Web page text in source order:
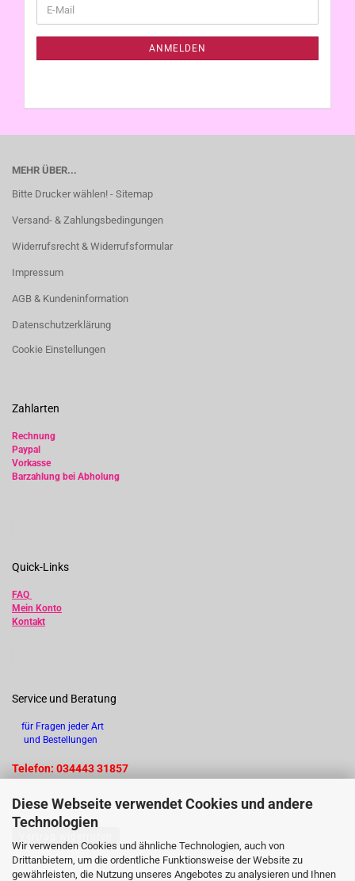
Diese Webseite verwendet Cookies und andere
Technologien
Wir verwenden Cookies und ähnliche Technologien, auch von
Drittanbietern, um die ordentliche Funktionsweise der Website zu
gewährleisten, die Nutzung unseres Angebotes zu analysieren und Ihnen
ZUR
E-
Mail
ANMELDEN
MEHR ÜBER...
Bitte Drucker wählen! - Sitemap
Versand- & Zahlungsbedingungen
Widerrufsrecht & Widerrufsformular
Impressum
AGB & Kundeninformation
Datenschutzerklärung
Cookie Einstellungen
Zahlarten
Rechnung
Paypal
Vorkasse
Barzahlung bei Abholung
Quick-Links
FAQ
Mein Konto
Kontakt
Service und Beratung
für Fragen jeder Art
und Bestellungen
Telefon: 034443 31857